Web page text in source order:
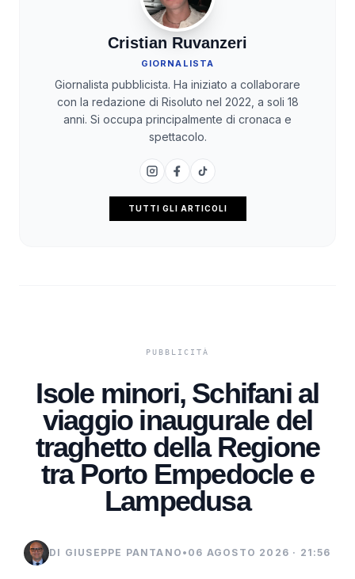
Cristian Ruvanzeri
GIORNALISTA
Giornalista pubblicista. Ha iniziato a collaborare
con la redazione di Risoluto nel 2022, a soli 18
anni. Si occupa principalmente di cronaca e
spettacolo.
TUTTI GLI ARTICOLI
Isole minori, Schifani al
viaggio inaugurale del
traghetto della Regione
tra Porto Empedocle e
Lampedusa
DI GIUSEPPE PANTANO • 06 AGOSTO 2026 · 21:56